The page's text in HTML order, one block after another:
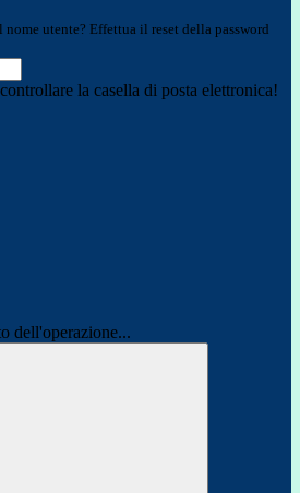
utente? Effettua il reset della password
la casella di posta elettronica!
dell'operazione...